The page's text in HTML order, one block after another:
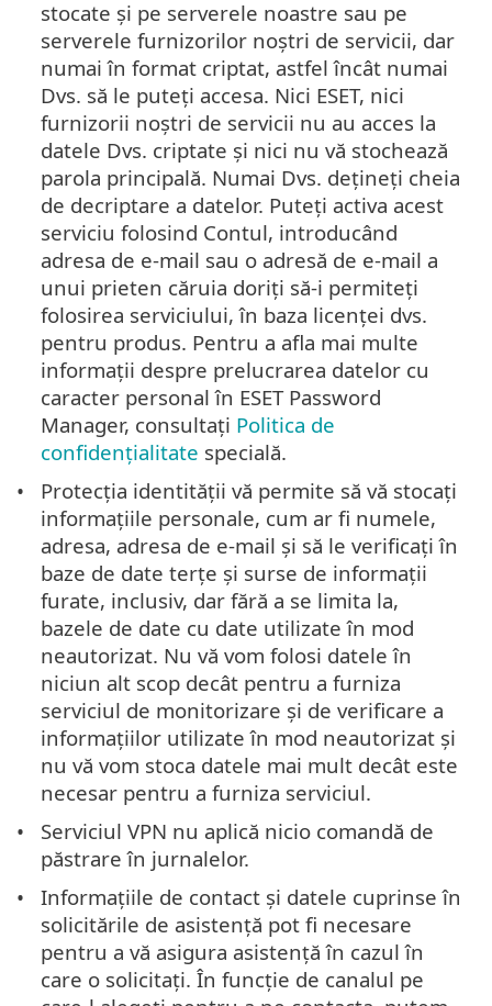
stocate și pe serverele noastre sau pe
serverele furnizorilor noștri de servicii, dar
numai în format criptat, astfel încât numai
Dvs. să le puteți accesa. Nici ESET, nici
furnizorii noștri de servicii nu au acces la
datele Dvs. criptate și nici nu vă stochează
parola principală. Numai Dvs. dețineți cheia
de decriptare a datelor. Puteți activa acest
serviciu folosind Contul, introducând
adresa de e-mail sau o adresă de e-mail a
unui prieten căruia doriți să-i permiteți
folosirea serviciului, în baza licenței dvs.
pentru produs. Pentru a afla mai multe
informații despre prelucrarea datelor cu
caracter personal în ESET Password
Manager, consultați Politica de
confidențialitate specială.
Protecția identității vă permite să vă stocați
informațiile personale, cum ar fi numele,
adresa, adresa de e-mail și să le verificați în
baze de date terțe și surse de informații
furate, inclusiv, dar fără a se limita la,
bazele de date cu date utilizate în mod
neautorizat. Nu vă vom folosi datele în
niciun alt scop decât pentru a furniza
serviciul de monitorizare și de verificare a
informațiilor utilizate în mod neautorizat și
nu vă vom stoca datele mai mult decât este
necesar pentru a furniza serviciul.
Serviciul VPN nu aplică nicio comandă de
păstrare în jurnalelor.
Informațiile de contact și datele cuprinse în
solicitările de asistență pot fi necesare
pentru a vă asigura asistență în cazul în
care o solicitați. În funcție de canalul pe